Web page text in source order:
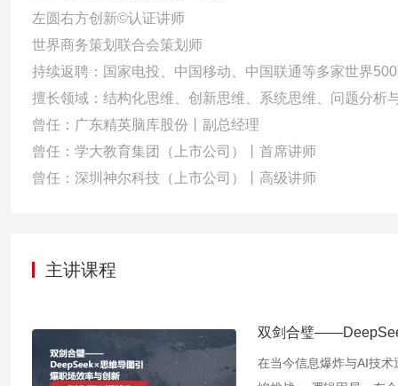
左圆右方创新©认证讲师
世界商务策划联合会策划师
持续返聘：国家电投、中国移动、中国联通等多家世界
擅长领域：结构化思维、创新思维、系统思维、问题分
曾任：广东精英脑库股份丨副总经理
曾任：学大教育集团（上市公司）丨首席讲师
曾任：深圳神尔科技（上市公司）丨高级讲师
主讲课程
双剑合璧
在当今信息爆炸与AI技